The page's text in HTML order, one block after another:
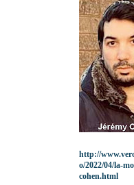
http://
o/2022/04/la-
cohen.html